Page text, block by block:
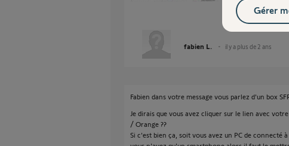
fabien L. il y a plus de 2 ans
Fabien dans votre message vous parlez d'un box
Je dirais que vous avez cliquer sur le lien avec
/ Orange ??
Si c'est bien ça, soit vous avez un PC de connecté
Gérer